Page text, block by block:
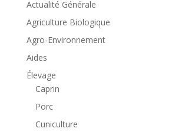
Actualité Générale
Agriculture Biologique
Agro-Environnement
Aides
Élevage
Caprin
Porc
Cuniculture